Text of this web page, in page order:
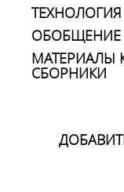
ТЕХНОЛОГИЯ
ОБОБЩЕНИЕ
МАТЕРИАЛЫ
СБОРНИКИ